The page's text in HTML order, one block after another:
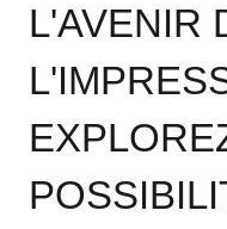
L'AVENIR